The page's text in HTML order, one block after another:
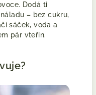
Dodá ti
– bez cukru,
sáček, voda a
pár vteřin.